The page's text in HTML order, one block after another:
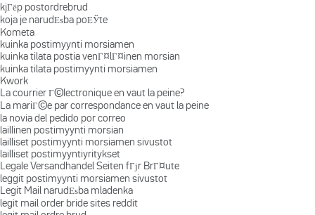
kjГёp postordrebrud
koja je narudЕѕba poЕЎte
Kometa
kuinka postimyynti morsiamen
kuinka tilata postia venГ¤lГ¤inen morsian
kuinka tilata postimyynti morsiamen
Kwork
La courrier Г©lectronique en vaut la peine?
La mariГ©e par correspondance en vaut la peine
la novia del pedido por correo
laillinen postimyynti morsian
lailliset postimyynti morsiamen sivustot
lailliset postimyyntiyritykset
Legale Versandhandel Seiten fГјr BrГ¤ute
leggit postimyynti morsiamen sivustot
Legit Mail narudЕѕba mladenka
legit mail order bride sites reddit